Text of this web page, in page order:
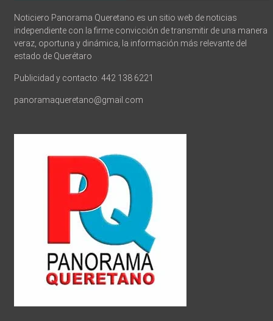
Noticiero Panorama Queretano es un sitio web de noticias
independiente con la firme convicción de transmitir de una manera
veraz, oportuna y dinámica, la información más relevante del
estado de Querétaro
Publicidad y contacto: 442 138 6221
panoramaqueretano@gmail.com